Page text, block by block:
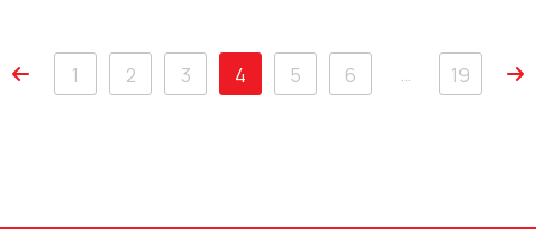
1 2 3 4 5 6 … 19